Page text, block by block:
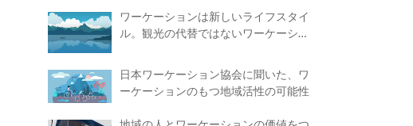
ワーケーションは新しいライフスタイ
ル。観光の代替ではないワーケーショ
日本ワーケーション協会に聞いた、ワ
ーケーションのもつ地域活性の可能性